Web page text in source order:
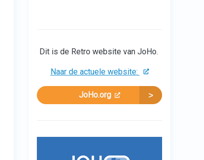
Dit is de Retro website van JoHo.
Naar de actuele website:
JoHo.org